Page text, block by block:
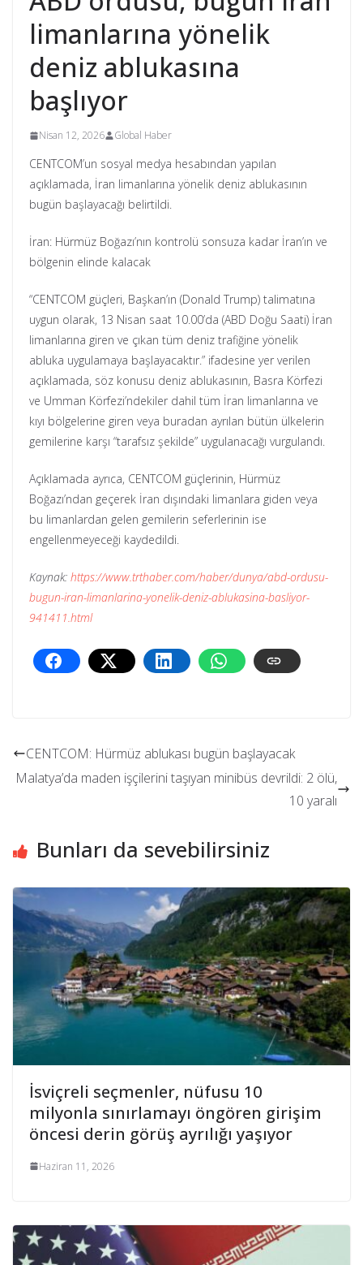
limanlarına yönelik
deniz ablukasına
başlıyor
Nisan 12, 2026 Global Haber
CENTCOM’un sosyal medya hesabından yapılan
açıklamada, İran limanlarına yönelik deniz ablukasının
bugün başlayacağı belirtildi.
İran: Hürmüz Boğazı’nın kontrolü sonsuza kadar İran’ın ve
bölgenin elinde kalacak
“CENTCOM güçleri, Başkan’ın (Donald Trump) talimatına
uygun olarak, 13 Nisan saat 10.00’da (ABD Doğu Saati) İran
limanlarına giren ve çıkan tüm deniz trafiğine yönelik
abluka uygulamaya başlayacaktır.” ifadesine yer verilen
açıklamada, söz konusu deniz ablukasının, Basra Körfezi
ve Umman Körfezi’ndekiler dahil tüm İran limanlarına ve
kıyı bölgelerine giren veya buradan ayrılan bütün ülkelerin
gemilerine karşı “tarafsız şekilde” uygulanacağı vurgulandı.
Açıklamada ayrıca, CENTCOM güçlerinin, Hürmüz
Boğazı’ndan geçerek İran dışındaki limanlara giden veya
bu limanlardan gelen gemilerin seferlerinin ise
engellenmeyeceği kaydedildi.
Kaynak: https://www.trthaber.com/haber/dunya/abd-ordusu-
bugun-iran-limanlarina-yonelik-deniz-ablukasina-basliyor-
941411.html
CENTCOM: Hürmüz ablukası bugün başlayacak
Malatya’da maden işçilerini taşıyan minibüs devrildi: 2 ölü,
10 yaralı
Bunları da sevebilirsiniz
İsviçreli seçmenler, nüfusu 10
milyonla sınırlamayı öngören girişim
öncesi derin görüş ayrılığı yaşıyor
Haziran 11, 2026